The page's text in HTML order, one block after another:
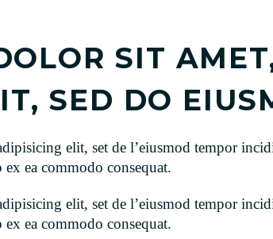
SIT
SED DO
elit, set de l’eiusmod tempor
ea commodo consequat.
elit, set de l’eiusmod tempor
ea commodo consequat.